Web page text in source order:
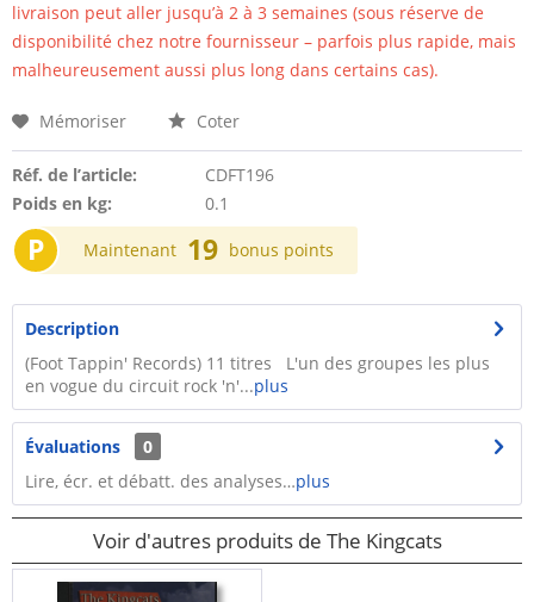
livraison peut aller jusqu’à 2 à 3 semaines (sous réserve de
disponibilité chez notre fournisseur – parfois plus rapide, mais
malheureusement aussi plus long dans certains cas).
Mémoriser Coter
Réf. de l’article:
CDFT196
Poids en kg:
0.1
P Maintenant 19 bonus points
Description
(Foot Tappin' Records) 11 titres L'un des groupes les plus
en vogue du circuit rock 'n'...plus
Évaluations
0
Lire, écr. et débatt. des analyses…plus
Voir d'autres produits de The Kingcats